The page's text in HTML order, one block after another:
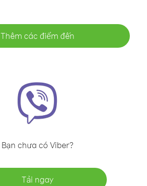
Thêm các điểm đến
Bạn chưa có Viber?
Tải ngay